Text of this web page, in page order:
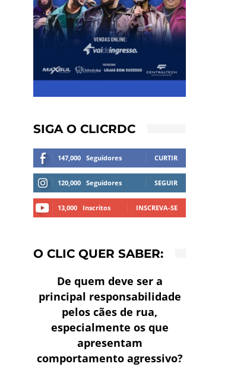
SIGA O CLICRDC
147,000 Seguidores CURTIR
120,000 Seguidores SEGUIR
13,000 Inscritos INSCREVA-SE
O CLIC QUER SABER:
De quem deve ser a
principal responsabilidade
pelos cães de rua,
especialmente os que
apresentam
comportamento agressivo?